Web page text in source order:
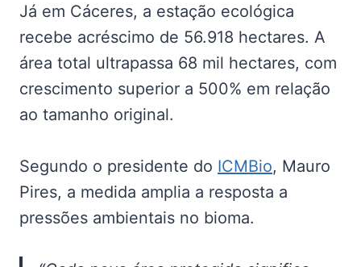
Já em Cáceres, a estação ecológica
recebe acréscimo de 56.918 hectares. A
área total ultrapassa 68 mil hectares, com
crescimento superior a 500% em relação
ao tamanho original.
Segundo o presidente do ICMBio, Mauro
Pires, a medida amplia a resposta a
pressões ambientais no bioma.